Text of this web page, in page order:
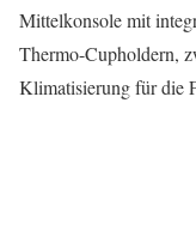
Mittelkonsole mit
Thermo-Cupholdern,
Klimatisierung für die